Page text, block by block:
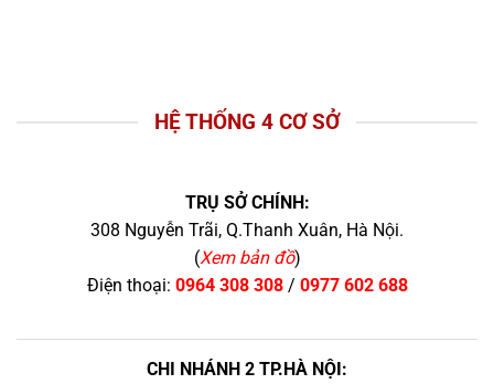
HỆ THỐNG 4 CƠ SỞ
TRỤ SỞ CHÍNH:
308 Nguyễn Trãi, Q.Thanh Xuân, Hà Nội.
(Xem bản đồ)
Điện thoại: 0964 308 308/ 0977 602 688
CHI NHÁNH 2 TP.HÀ NỘI: